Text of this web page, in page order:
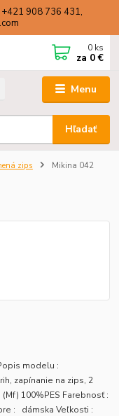
908 736 431,
Menu
Hľadať
0 ks
za 0 €
zips Mikina 042
modelu :
zapínanie na zips, 2
100%PES Farebnosť :
: dámska Veľkosti :